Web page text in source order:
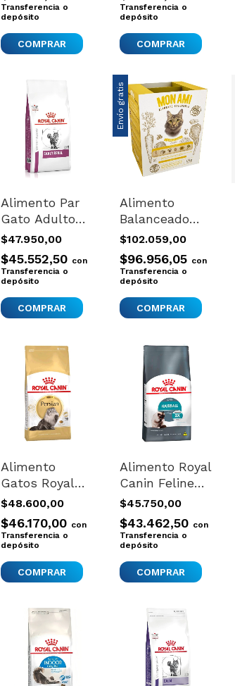
Fit 32 1.5 Kg
Transferencia o
depósito
Para Gato
Adulto X
400 gs
Transferencia o
depósito
Alimento Par
Gato Adulto
Royal Canin
Veterinary Care
Nutrition Feline
Early Renal 1.5
Kg
$47.950,00
$45.552,50 con
Transferencia o
depósito
Envío gratis
Alimento
Balanceado
Gatos
Saludable
Adultos Mon
Ami 6kg
$102.059,00
$96.956,05 con
Transferencia o
depósito
Alimento
Gatos Royal
Canin Persian
30 Nutricion
Felino 1.5kg
$48.600,00
$46.170,00 con
Transferencia o
depósito
Alimento Royal
Canin Feline
Care Nutrition
Hairball Care
Para Gato
Adulto Sabor
Mix De 1.5 kg
$45.750,00
$43.462,50 con
Transferencia o
depósito